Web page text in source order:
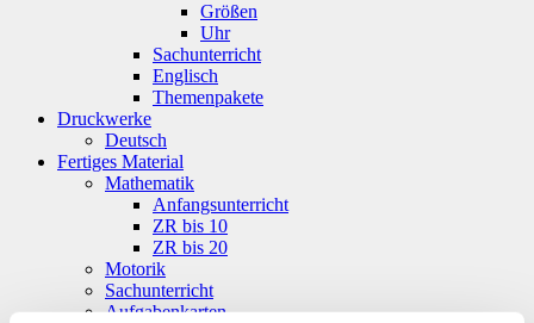
Größen
Uhr
Sachunterricht
Englisch
Themenpakete
Druckwerke
Deutsch
Fertiges Material
Mathematik
Anfangsunterricht
ZR bis 10
ZR bis 20
Motorik
Sachunterricht
Aufgabenkarten